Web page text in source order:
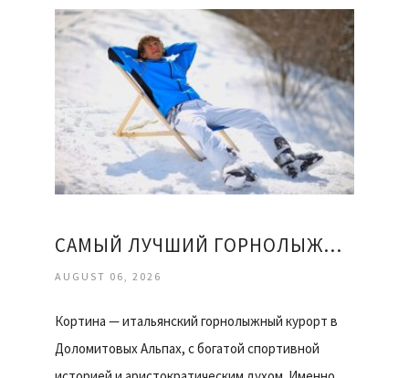
САМЫЙ ЛУЧШИЙ ГОРНОЛЫЖНЫЙ КУРОРТ
AUGUST 06, 2026
Кортина — итальянский горнолыжный курорт в
Доломитовых Альпах, с богатой спортивной